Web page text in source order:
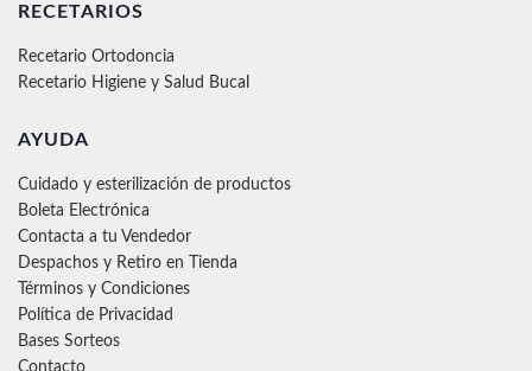
RECETARIOS
Recetario Ortodoncia
Recetario Higiene y Salud Bucal
AYUDA
Cuidado y esterilización de productos
Boleta Electrónica
Contacta a tu Vendedor
Despachos y Retiro en Tienda
Términos y Condiciones
Política de Privacidad
Bases Sorteos
Contacto